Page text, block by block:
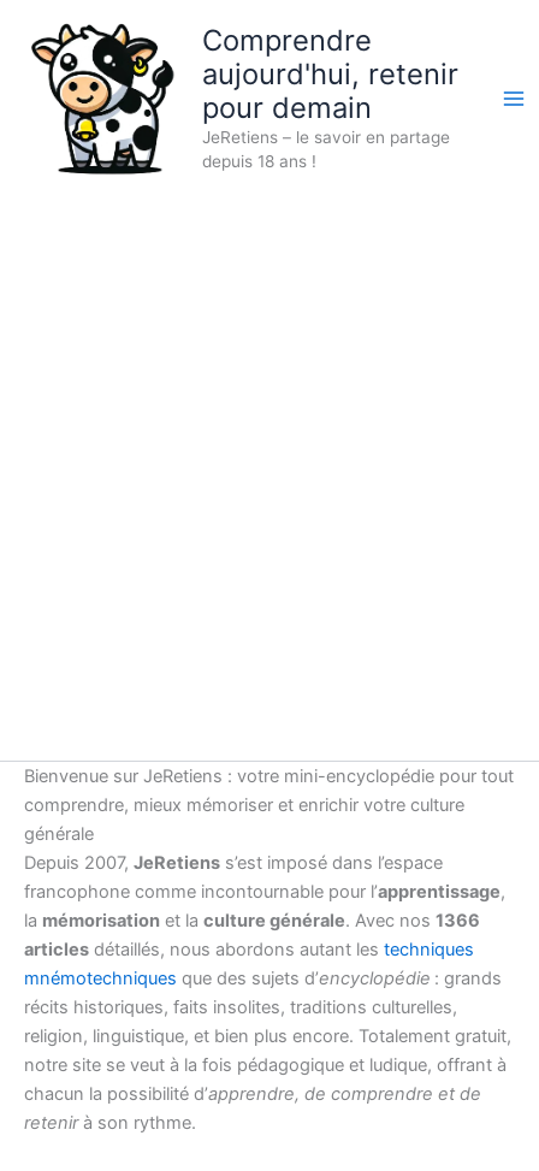
contenu
Comprendre
aujourd'hui, retenir
pour demain
JeRetiens – le savoir en partage
depuis 18 ans !
Bienvenue sur JeRetiens : votre mini-encyclopédie pour tout
comprendre, mieux mémoriser et enrichir votre culture
générale
Depuis 2007, JeRetiens s’est imposé dans l’espace
francophone comme incontournable pour l’apprentissage,
la mémorisation et la culture générale. Avec nos 1366
articles détaillés, nous abordons autant les techniques
mnémotechniques que des sujets d’encyclopédie : grands
récits historiques, faits insolites, traditions culturelles,
religion, linguistique, et bien plus encore. Totalement gratuit,
notre site se veut à la fois pédagogique et ludique, offrant à
chacun la possibilité d’apprendre, de comprendre et de
retenirà son rythme.